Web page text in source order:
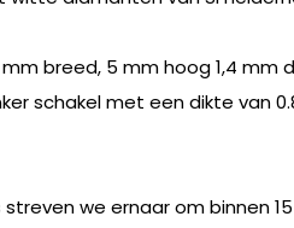
breed, 5 mm hoog 1,4 mm
schakel met een dikte van
we ernaar om binnen